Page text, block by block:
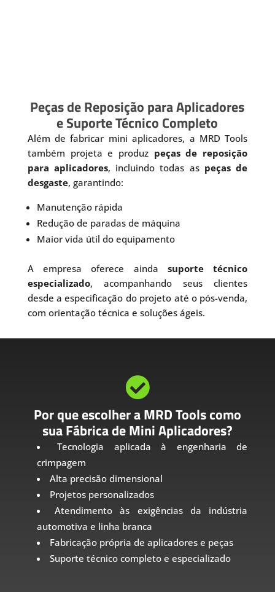
Peças de Reposição para Aplicadores
e Suporte Técnico Completo
Além de fabricar mini aplicadores, a MRD Tools
também projeta e produz peças de reposição
para aplicadores, incluindo todas as peças de
desgaste, garantindo:
Manutenção rápida
Redução de paradas de máquina
Maior vida útil do equipamento
A empresa oferece ainda suporte técnico
especializado, acompanhando seus clientes
desde a especificação do projeto até o pós-venda,
com orientação técnica e soluções ágeis.

Por que escolher a MRD Tools como
sua Fábrica de Mini Aplicadores?
Tecnologia aplicada à engenharia de
crimpagem
Alta precisão dimensional
Projetos personalizados
Atendimento às exigências da indústria
automotiva e linha branca
Fabricação própria de aplicadores e peças
Suporte técnico completo e especializado